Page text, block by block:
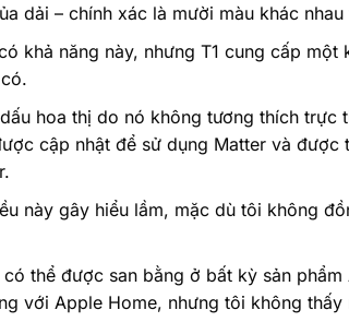
dải – chính xác là mười màu khác
khả năng này, nhưng T1 cung cấp một
hoa thị do nó không tương thích trực
cập nhật để sử dụng Matter và được
này gây hiểu lầm, mặc dù tôi không
thể được san bằng ở bất kỳ sản
với Apple Home, nhưng tôi không